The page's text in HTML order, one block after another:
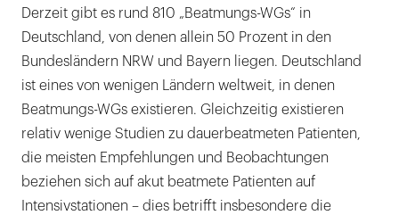
Derzeit gibt es rund 810 „Beatmungs-WGs“ in
Deutschland, von denen allein 50 Prozent in den
Bundesländern NRW und Bayern liegen. Deutschland
ist eines von wenigen Ländern weltweit, in denen
Beatmungs-WGs existieren. Gleichzeitig existieren
relativ wenige Studien zu dauerbeatmeten Patienten,
die meisten Empfehlungen und Beobachtungen
beziehen sich auf akut beatmete Patienten auf
Intensivstationen – dies betrifft insbesondere die